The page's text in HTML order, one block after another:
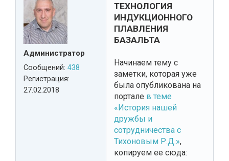
Администратор
Сообщений: 438
Регистрация:
27.02.2018
ТЕХНОЛОГИЯ
ИНДУКЦИОННОГО
ПЛАВЛЕНИЯ
БАЗАЛЬТА
Начинаем тему с
заметки, которая уже
была опубликована на
портале в теме
«История нашей
дружбы и
сотрудничества с
Тихоновым Р.Д.»,
копируем ее сюда: